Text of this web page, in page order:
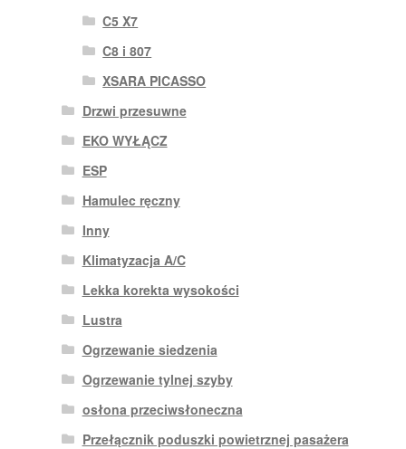
C5 X7
C8 i 807
XSARA PICASSO
Drzwi przesuwne
EKO WYŁĄCZ
ESP
Hamulec ręczny
Inny
Klimatyzacja A/C
Lekka korekta wysokości
Lustra
Ogrzewanie siedzenia
Ogrzewanie tylnej szyby
osłona przeciwsłoneczna
Przełącznik poduszki powietrznej pasażera